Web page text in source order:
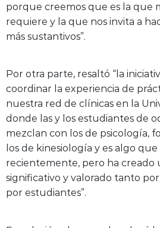
porque creemos que es la que
requiere y la que nos invita a
más sustantivos”.
Por otra parte, resaltó “la
coordinar la experiencia de
nuestra red de clínicas en la
donde las y los estudiantes de
mezclan con los de psicología,
los de kinesiología y es algo
recientemente, pero ha
significativo y valorado tanto
por estudiantes”.